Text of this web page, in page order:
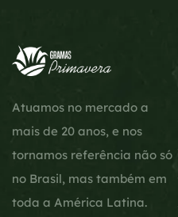
Atuamos no mercado a
mais de 20 anos, e nos
tornamos referência não só
no Brasil, mas também em
toda a América Latina.